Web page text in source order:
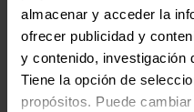
almacenar y acceder la
ofrecer publicidad y
y contenido, investigación
Tiene la opción de
propósitos. Puede
El gas y la
precios en un